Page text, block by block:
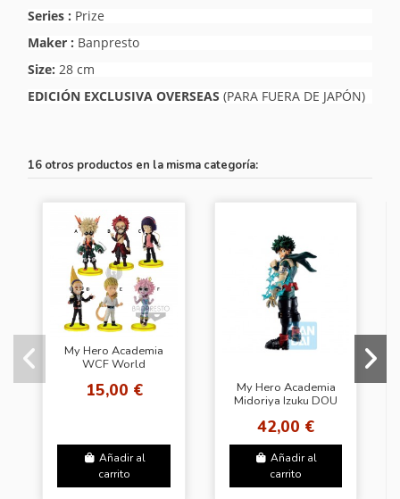
Series : Prize
Maker : Banpresto
Size: 28 cm
EDICIÓN EXCLUSIVA OVERSEAS (PARA FUERA DE JAPÓN)
16 otros productos en la misma categoría:
My Hero Academia
WCF World
Vol.3
15,00 €
Añadir al
carrito
My Hero Academia
Midoriya Izuku DOU
Begin!
42,00 €
Añadir al
carrito